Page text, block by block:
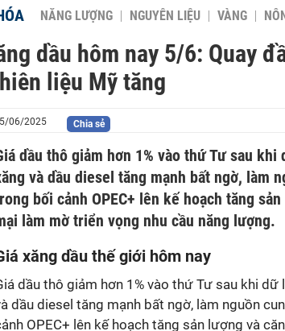
NĂNG LƯỢNG NGUYÊN LIỆU VÀNG
dầu hôm nay 5/6: Quay
liệu Mỹ tăng
06/2025 Chia sẻ
dầu thô giảm hơn 1% vào thứ Tư sau
và dầu diesel tăng mạnh bất ngờ, làm
bối cảnh OPEC+ lên kế hoạch tăng
làm mờ triển vọng nhu cầu năng lượng.
xăng dầu thế giới hôm nay
dầu thô giảm hơn 1% vào thứ Tư sau khi
dầu diesel tăng mạnh bất ngờ, làm nguồn
OPEC+ lên kế hoạch tăng sản lượng và